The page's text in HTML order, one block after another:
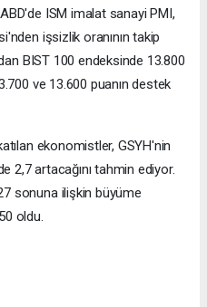
ISM imalat sanayi PMI,
işsizlik oranının takip
BIST 100 endeksinde 13.800
ve 13.600 puanın destek
ekonomistler, GSYH'nin
2,7 artacağını tahmin ediyor.
sonuna ilişkin büyüme
oldu.